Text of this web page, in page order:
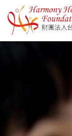
移至主內容